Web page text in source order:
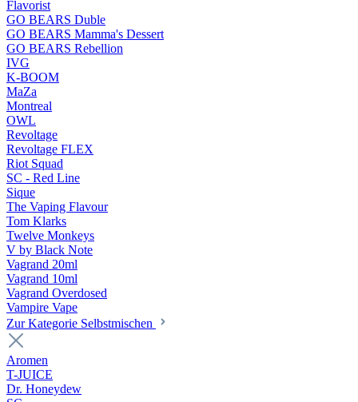
Flavorist
GO BEARS Duble
GO BEARS Mamma's Dessert
GO BEARS Rebellion
IVG
K-BOOM
MaZa
Montreal
OWL
Revoltage
Revoltage FLEX
Riot Squad
SC - Red Line
Sique
The Vaping Flavour
Tom Klarks
Twelve Monkeys
V by Black Note
Vagrand 20ml
Vagrand 10ml
Vagrand Overdosed
Vampire Vape
Zur Kategorie Selbstmischen
Aromen
T-JUICE
Dr. Honeydew